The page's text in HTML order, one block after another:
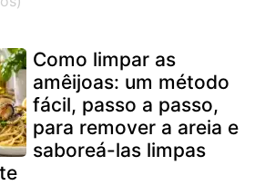
Como limpar as
amêijoas: um método
fácil, passo a passo,
para remover a areia e
saboreá-las limpas